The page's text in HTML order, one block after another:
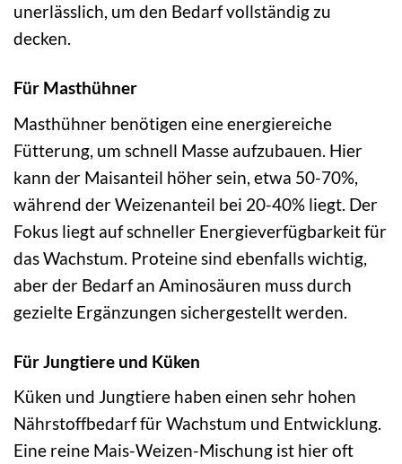
unerlässlich, um den Bedarf vollständig zu
decken.
Für Masthühner
Masthühner benötigen eine energiereiche
Fütterung, um schnell Masse aufzubauen. Hier
kann der Maisanteil höher sein, etwa 50-70%,
während der Weizenanteil bei 20-40% liegt. Der
Fokus liegt auf schneller Energieverfügbarkeit für
das Wachstum. Proteine sind ebenfalls wichtig,
aber der Bedarf an Aminosäuren muss durch
gezielte Ergänzungen sichergestellt werden.
Für Jungtiere und Küken
Küken und Jungtiere haben einen sehr hohen
Nährstoffbedarf für Wachstum und Entwicklung.
Eine reine Mais-Weizen-Mischung ist hier oft